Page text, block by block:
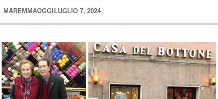
MAREMMAOGGI LUGLIO 7, 2024